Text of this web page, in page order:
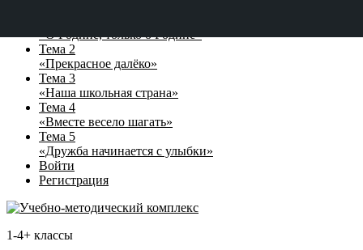
«О Родине, только о Родине»
Тема 2
«Прекрасное далёко»
Тема 3
«Наша школьная страна»
Тема 4
«Вместе весело шагать»
Тема 5
«Дружба начинается с улыбки»
Войти
Регистрация
1-4+ классы